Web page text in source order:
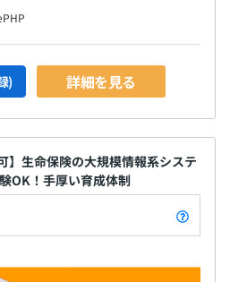
) 詳細を見る
】生命保険の大規模情報系システ
OK！手厚い育成体制